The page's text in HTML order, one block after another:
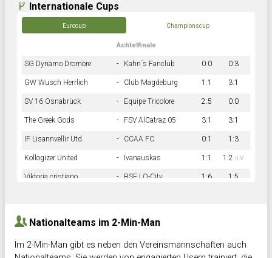
Internationale Cups
Eurocup Championscup
Achtelfinale
SG Dynamo Dromore - Kahn´s Fanclub 0:0 0:3
GW Wusch Herrlich - Club Magdeburg 1:1 3:1
SV 16 Osnabrück - Equipe Tricolore 2:5 0:0
The Greek Gods - FSV AlCatraz 05 3:1 3:1
IF Lisannvellir Utd. - CCAA FC 0:1 1:3
Kollogizer United - Ivanauskas 1:1 1:2 n.V.
Viktoria cristiano - BSF LO-City 1:6 1:5
Nationalteams im 2-Min-Man
Im 2-Min-Man gibt es neben den Vereinsmannschaften auch